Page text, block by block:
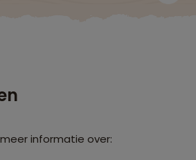
informatie over: